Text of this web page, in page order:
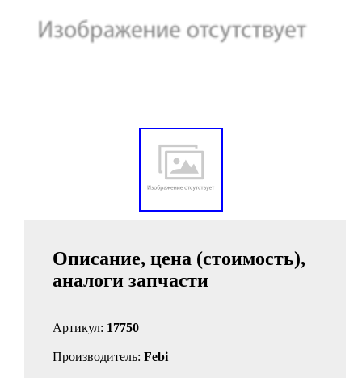
Описание, цена (стоимость),
аналоги запчасти
Артикул: 17750
Производитель: Febi